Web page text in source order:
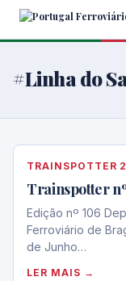
Skip
content
#Linha do
TRAINSPOTTER
Trainspotter
Edição nº 106
Ferroviário de
de Junho…
LER MAIS →